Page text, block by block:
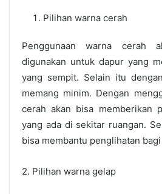
Pilihan warna cerah
Penggunaan warna cerah
digunakan untuk dapur yang
yang sempit. Selain itu
memang minim. Dengan
cerah akan bisa memberikan
yang ada di sekitar ruangan.
bisa membantu penglihatan
2. Pilihan warna gelap